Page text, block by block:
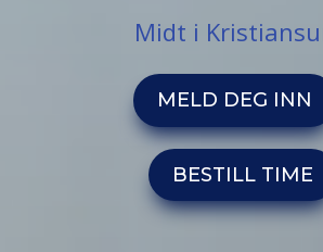
Midt i
MELD DEG INN
BESTILL TIME